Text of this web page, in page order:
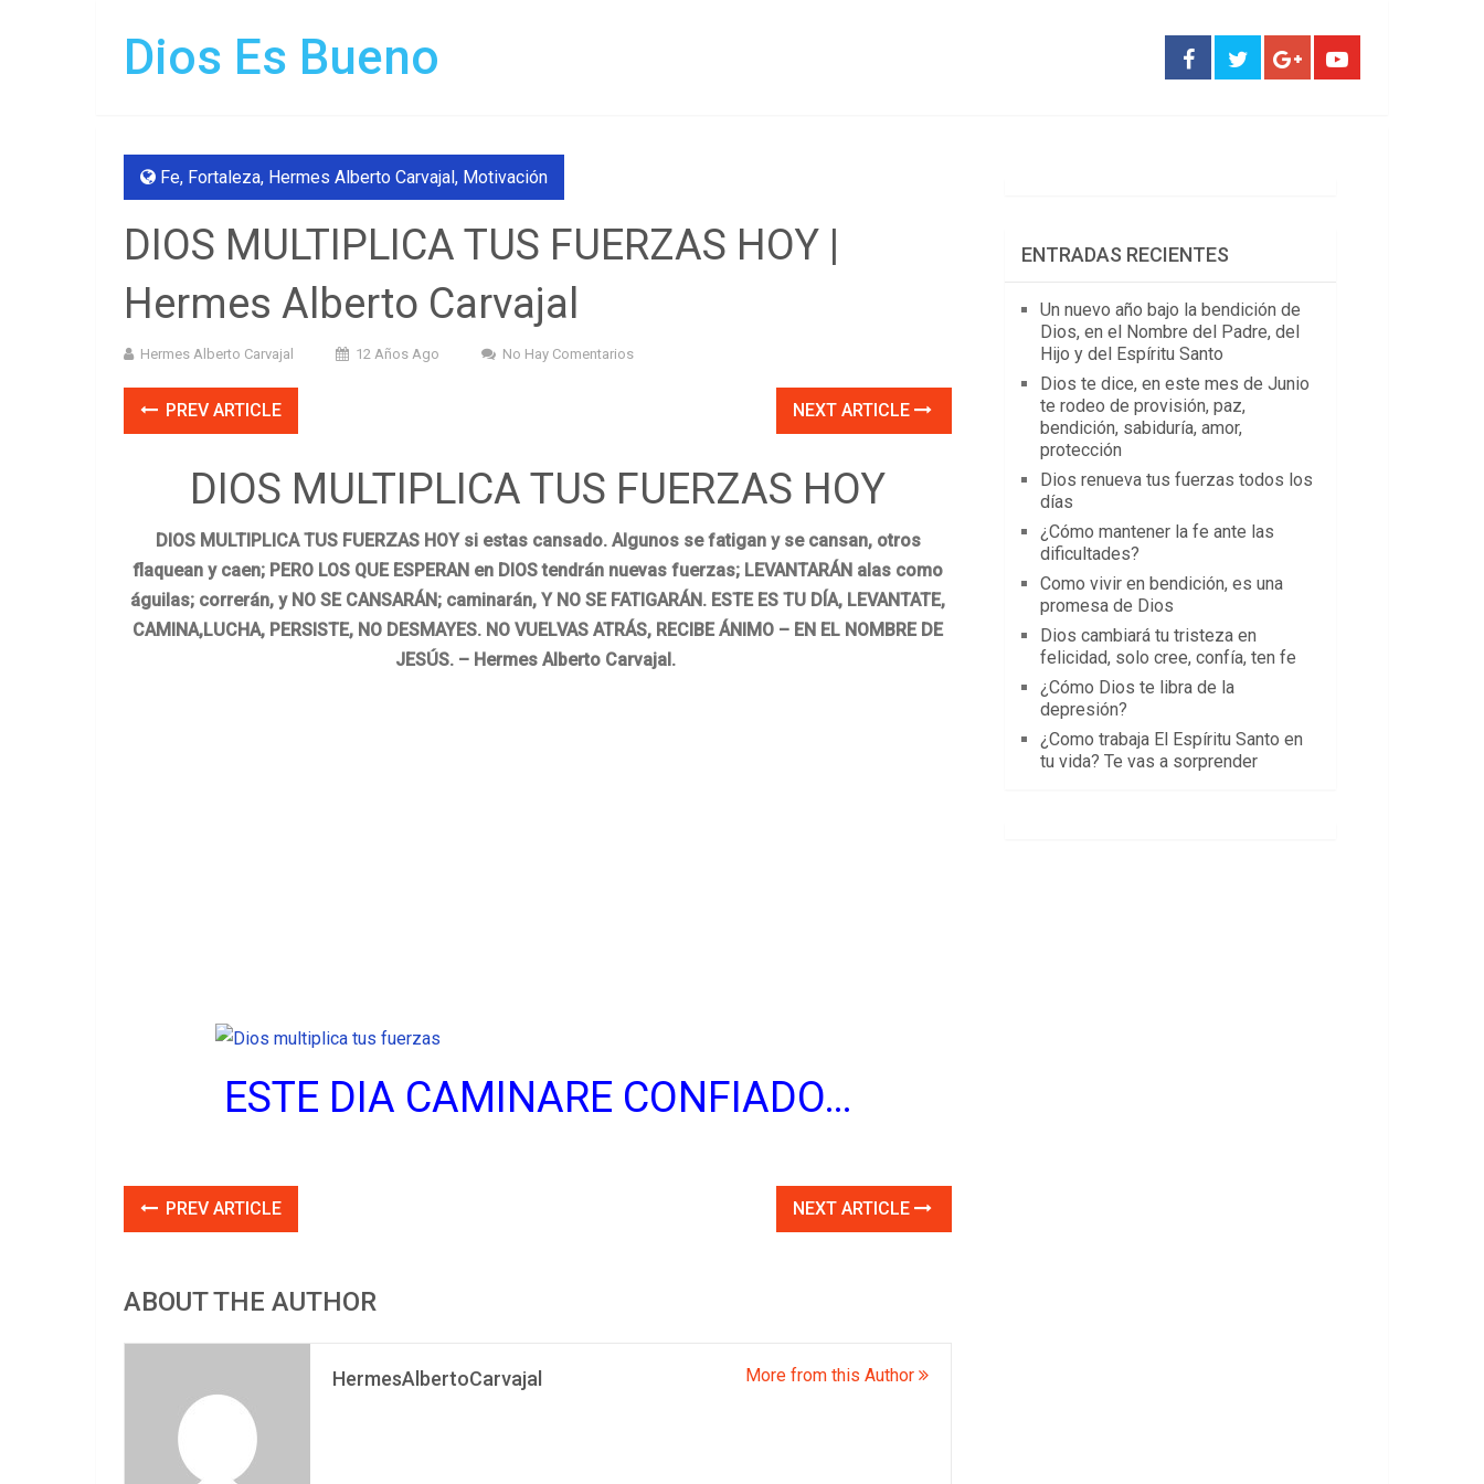
Dios Es Bueno
Fe, Fortaleza, Hermes Alberto Carvajal, Motivación
DIOS MULTIPLICA TUS FUERZAS HOY |
Hermes Alberto Carvajal
Hermes Alberto Carvajal 12 Años Ago No Hay Comentarios
PREV ARTICLE NEXT ARTICLE
DIOS MULTIPLICA TUS FUERZAS HOY
DIOS MULTIPLICA TUS FUERZAS HOY si estas cansado. Algunos se fatigan y se cansan, otros
flaquean y caen; PERO LOS QUE ESPERAN en DIOS tendrán nuevas fuerzas; LEVANTARÁN alas como
águilas; correrán, y NO SE CANSARÁN; caminarán, Y NO SE FATIGARÁN. ESTE ES TU DÍA, LEVANTATE,
CAMINA,LUCHA, PERSISTE, NO DESMAYES. NO VUELVAS ATRÁS, RECIBE ÁNIMO – EN EL NOMBRE DE
JESÚS. – Hermes Alberto Carvajal.
ESTE DIA CAMINARE CONFIADO…
PREV ARTICLE NEXT ARTICLE
ABOUT THE AUTHOR
HermesAlbertoCarvajal More from this Author
ENTRADAS RECIENTES
Un nuevo año bajo la bendición de
Dios, en el Nombre del Padre, del
Hijo y del Espíritu Santo
Dios te dice, en este mes de Junio
te rodeo de provisión, paz,
bendición, sabiduría, amor,
protección
Dios renueva tus fuerzas todos los
días
¿Cómo mantener la fe ante las
dificultades?
Como vivir en bendición, es una
promesa de Dios
Dios cambiará tu tristeza en
felicidad, solo cree, confía, ten fe
¿Cómo Dios te libra de la
depresión?
¿Como trabaja El Espíritu Santo en
tu vida? Te vas a sorprender